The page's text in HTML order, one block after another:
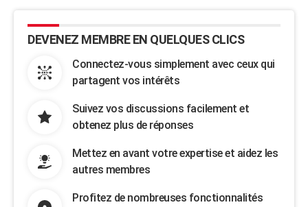
DEVENEZ MEMBRE EN QUELQUES CLICS
Connectez-vous simplement avec ceux qui
partagent vos intérêts
Suivez vos discussions facilement et
obtenez plus de réponses
Mettez en avant votre expertise et aidez les
autres membres
Profitez de nombreuses fonctionnalités